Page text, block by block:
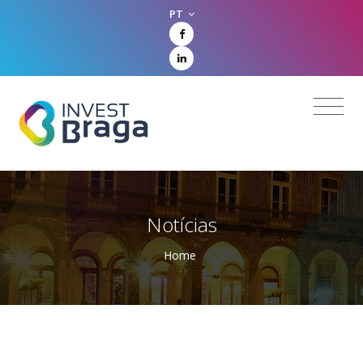
PT
Notícias
Home